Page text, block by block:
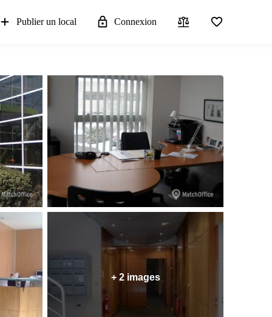
Publier un local Connexion
+ 2 images